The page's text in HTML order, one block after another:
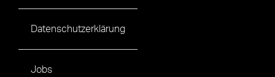
Datenschutzerklärung
Jobs